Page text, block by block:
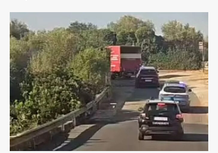
O nama
Kontakt
Impressum